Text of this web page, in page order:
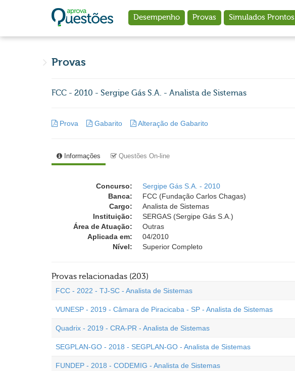
Desempenho Provas Simulados Prontos
Provas
FCC - 2010 - Sergipe Gás S.A. - Analista de Sistemas
Prova Gabarito Alteração de Gabarito
Informações Questões On-line
Concurso:
Sergipe Gás S.A. - 2010
Banca:
FCC (Fundação Carlos Chagas)
Cargo:
Analista de Sistemas
Instituição:
SERGAS (Sergipe Gás S.A.)
Área de Atuação:
Outras
Aplicada em:
04/2010
Nível:
Superior Completo
Provas relacionadas (203)
FCC - 2022 - TJ-SC - Analista de Sistemas
VUNESP - 2019 - Câmara de Piracicaba - SP - Analista de Sistemas
Quadrix - 2019 - CRA-PR - Analista de Sistemas
SEGPLAN-GO - 2018 - SEGPLAN-GO - Analista de Sistemas
FUNDEP - 2018 - CODEMIG - Analista de Sistemas